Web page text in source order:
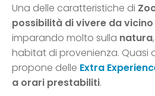
Una delle caratteristiche di
possibilità di vivere da
imparando molto sulla natura
habitat di provenienza. Quasi
propone delle Extra
a orari prestabiliti.